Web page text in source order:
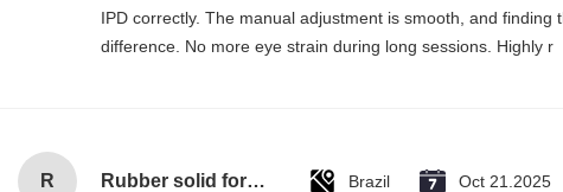
IPD correctly. The manual adjustment is smooth, and finding
difference. No more eye strain during long sessions. Highly r
R Rubber solid forklift tires For material handling forklift Brazil Oct 21.2025